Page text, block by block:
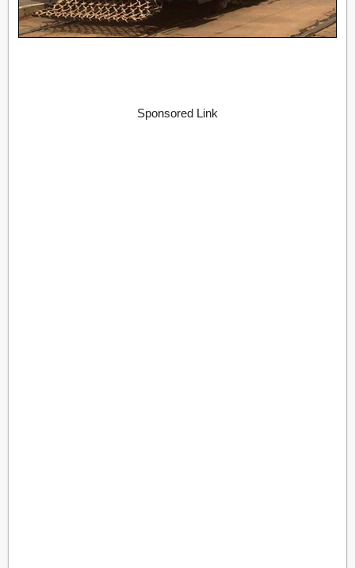
Sponsored Link